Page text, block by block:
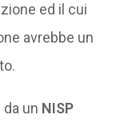
ed il cui
avrebbe un
un NISP